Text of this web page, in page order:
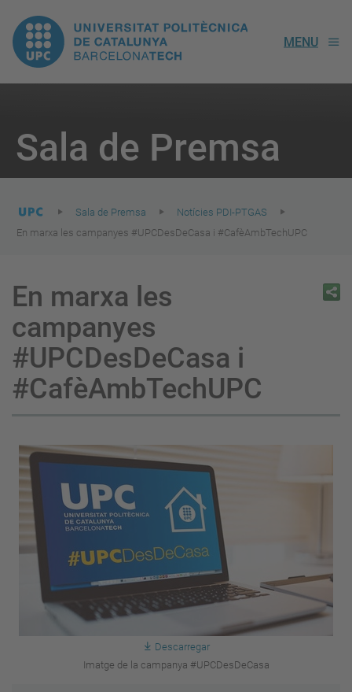
UPC.
Universitat
de
Catalunya
MENU
Sala de Premsa
here:
Sala de Premsa
Notícies PDI-PTGAS
En marxa les campanyes #UPCDesDeCasa i #CafèAmbTechUPC
En marxa les
campanyes
#UPCDesDeCasa i
#CafèAmbTechUPC
Descarregar
Imatge de la campanya #UPCDesDeCasa